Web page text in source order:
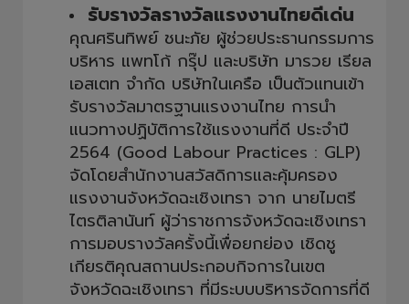
รับรางวัลรางวัลแรงงานไทยดีเด่น
คุณศรินทิพย์ ชนะภัย ผู้ช่วยประธานกรรมการ
บริหาร แพทโก้ กรุ๊ป และบริษัท มารวย เรียล
เอสเตท จำกัด บริษัทในเครือ เป็นตัวแทนเข้า
รับรางวัลมาตรฐานแรงงานไทย การนำ
แนวทางปฏิบัติการใช้แรงงานที่ดี ประจำปี
2564 (Good Labour Practices : GLP)
จัดโดยสำนักงานสวัสดิการและคุ้มครอง
แรงงานจังหวัดฉะเชิงเทรา จาก นายไมตรี
ไตรติลานันท์ ผู้ว่าราชการจังหวัดฉะเชิงเทรา
การมอบรางวัลครั้งนี้เพื่อยกย่อง เชิดชู
เกียรติคุณสถานประกอบกิจการในเขต
จังหวัดฉะเชิงเทรา ที่มีระบบบริหารจัดการที่ดี